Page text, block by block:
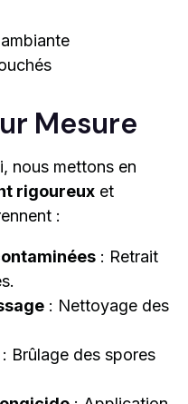
Mesure
nous mettons en
rigoureux et
:
: Retrait
: Nettoyage des
: Brûlage des spores